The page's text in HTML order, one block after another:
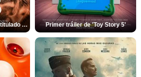
Primer Tráiler Oficial Subtitulado de 'La Muerte de Robin Hood' Primer tráiler de 'Toy Story 5'